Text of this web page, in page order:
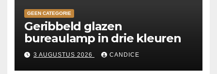
GEEN CATEGORIE
Geribbeld glazen
bureaulamp in drie kleuren
3 AUGUSTUS 2026 CANDICE